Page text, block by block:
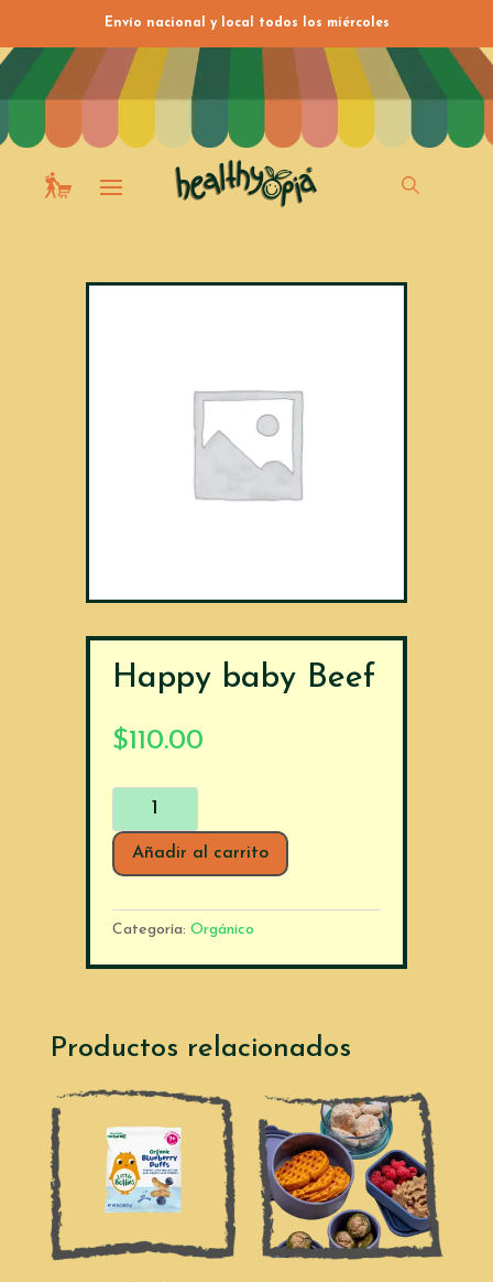
Envío nacional y local todos los miércoles
Happy baby Beef
$110.00
Happy
Beef
cantidad
Añadir al carrito
Categoría:Orgánico
Productos relacionados